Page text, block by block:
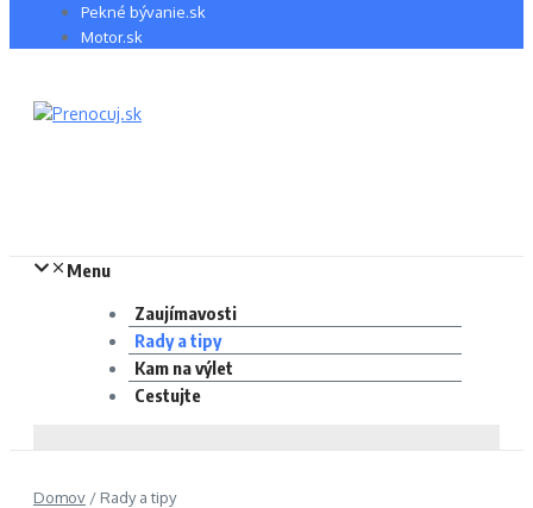
Pekné bývanie.sk
Motor.sk
Menu
Zaujímavosti
Rady a tipy
Kam na výlet
Cestujte
Domov / Rady a tipy